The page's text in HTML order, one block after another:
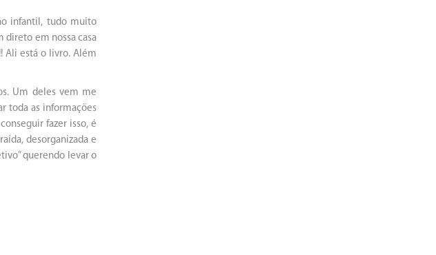
infantil, tudo muito
direto em nossa casa
Ali está o livro. Além
Um deles vem me
toda as informações
fazer isso, é
desorganizada e
querendo levar o